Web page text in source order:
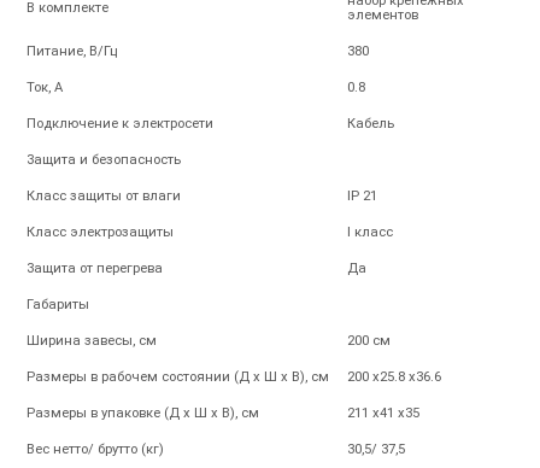
В комплекте
элементов
Питание, В/Гц 380
Ток, А 0.8
Подключение к электросети Кабель
Защита и безопасность
Класс защиты от влаги IP 21
Класс электрозащиты I класс
Защита от перегрева Да
Габариты
Ширина завесы, см 200 см
Размеры в рабочем состоянии (Д х Ш х В), см 200 х25.8 х36.6
Размеры в упаковке (Д х Ш х В), см 211 х41 х35
Вес нетто/ брутто (кг) 30,5/ 37,5